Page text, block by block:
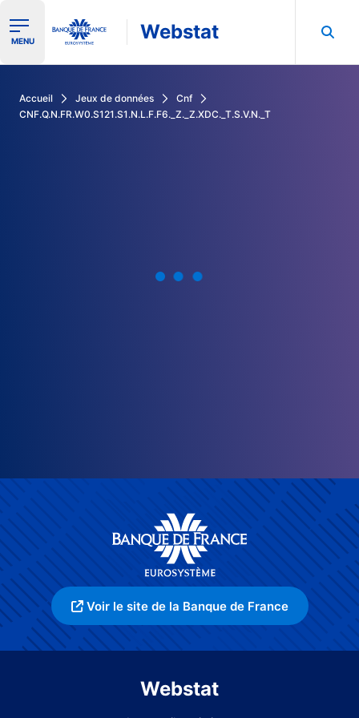
Ouvrir le menu de navigation
MENU Webstat
Accueil Jeux de données
Cnf
CNF.Q.N.FR.W0.S121.S1.N.L.F.F6._Z._Z.XDC._T.S.V.N._T
Voir le site de la Banque de France
Webstat